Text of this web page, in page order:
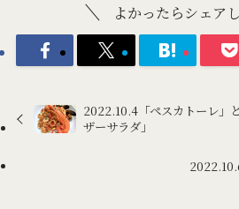
よかったらシェア
2022.10.4「ペスカトーレ」
ザーサラダ」